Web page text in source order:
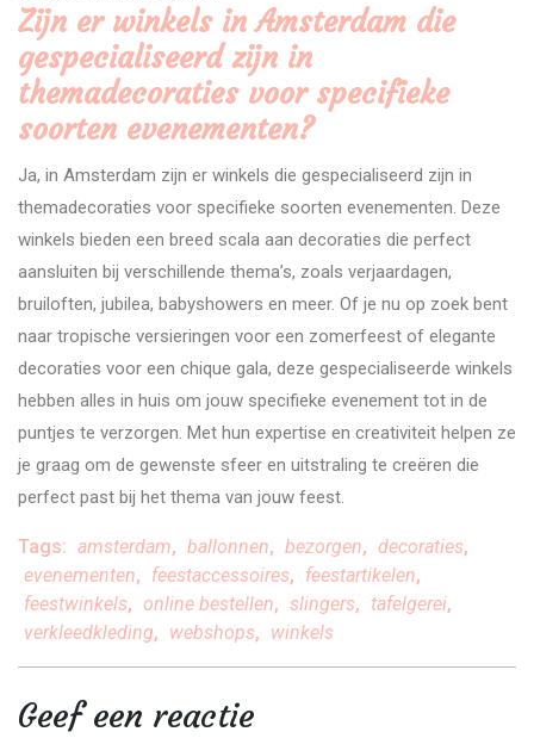
Zijn er winkels in Amsterdam die
gespecialiseerd zijn in
themadecoraties voor specifieke
soorten evenementen?
Ja, in Amsterdam zijn er winkels die gespecialiseerd zijn in
themadecoraties voor specifieke soorten evenementen. Deze
winkels bieden een breed scala aan decoraties die perfect
aansluiten bij verschillende thema’s, zoals verjaardagen,
bruiloften, jubilea, babyshowers en meer. Of je nu op zoek bent
naar tropische versieringen voor een zomerfeest of elegante
decoraties voor een chique gala, deze gespecialiseerde winkels
hebben alles in huis om jouw specifieke evenement tot in de
puntjes te verzorgen. Met hun expertise en creativiteit helpen ze
je graag om de gewenste sfeer en uitstraling te creëren die
perfect past bij het thema van jouw feest.
Tags: amsterdam, ballonnen, bezorgen, decoraties,
evenementen, feestaccessoires, feestartikelen,
feestwinkels, online bestellen, slingers, tafelgerei,
verkleedkleding, webshops, winkels
Geef een reactie